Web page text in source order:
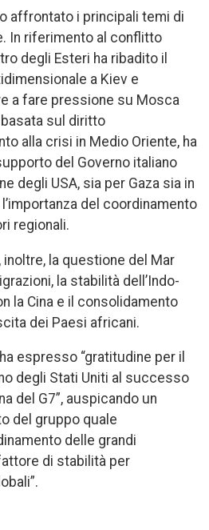
affrontato i principali temi di
In riferimento al conflitto
degli Esteri ha ribadito il
a Kiev e
a fare pressione su Mosca
sul diritto
alla crisi in Medio Oriente, ha
del Governo italiano
degli USA, sia per Gaza sia in
del coordinamento
regionali.
inoltre, la questione del Mar
la stabilità dell’Indo-
la Cina e il consolidamento
dei Paesi africani.
espresso “gratitudine per il
degli Stati Uniti al successo
del G7”, auspicando un
del gruppo quale
delle grandi
di stabilità per